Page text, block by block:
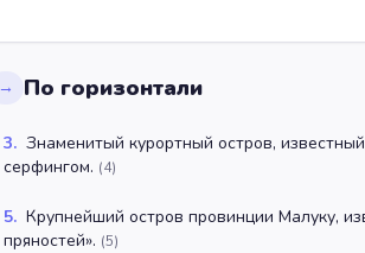
→ По горизонтали
3. Знаменитый курортный остров,
серфингом. (4)
5. Крупнейший остров провинции Малуку,
пряностей». (5)